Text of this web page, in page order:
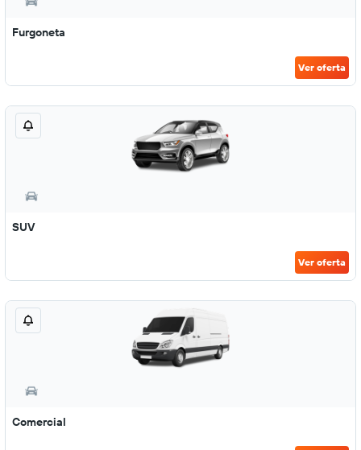
Furgoneta
Ver oferta
SUV
Ver oferta
Comercial